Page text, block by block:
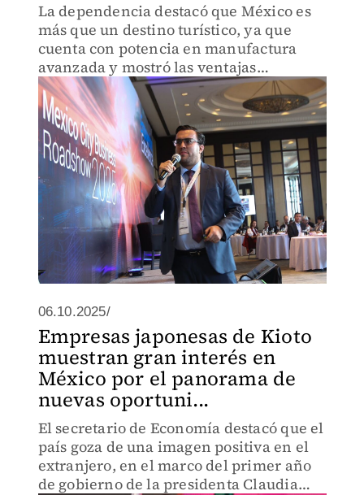
La dependencia destacó que México es
más que un destino turístico, ya que
cuenta con potencia en manufactura
avanzada y mostró las ventajas
competitivas de invertir en el país.
06.10.2025/
Empresas japonesas de Kioto
muestran gran interés en
México por el panorama de
nuevas oportuni...
El secretario de Economía destacó que el
país goza de una imagen positiva en el
extranjero, en el marco del primer año
de gobierno de la presidenta Claudia